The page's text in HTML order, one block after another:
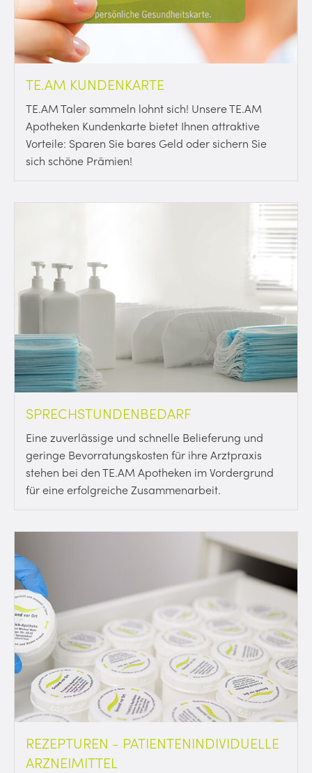
TE.AM KUNDENKARTE
TE.AM Taler sammeln lohnt sich! Unsere TE.AM
Apotheken Kundenkarte bietet Ihnen attraktive
Vorteile: Sparen Sie bares Geld oder sichern Sie
sich schöne Prämien!
SPRECHSTUNDENBEDARF
Eine zuverlässige und schnelle Belieferung und
geringe Bevorratungskosten für ihre Arztpraxis
stehen bei den TE.AM Apotheken im Vordergrund
für eine erfolgreiche Zusammenarbeit.
REZEPTUREN - PATIENTENINDIVIDUELLE
ARZNEIMITTEL